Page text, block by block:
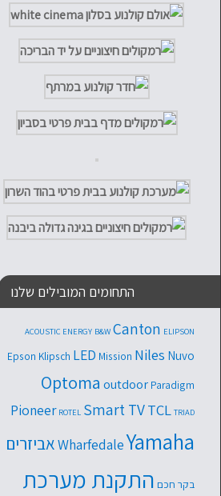
התחומים המובילים שלנו
ACOUSTIC ENERGY B&W Canton ELIPSON
Epson Klipsch LED Mission Niles Nuvo
Optoma outdoor Paradigm
Pioneer ROTEL Smart TVTCL TRIAD
WharfedaleYamaha אביזרים
בקר חכם התקנת מערכת